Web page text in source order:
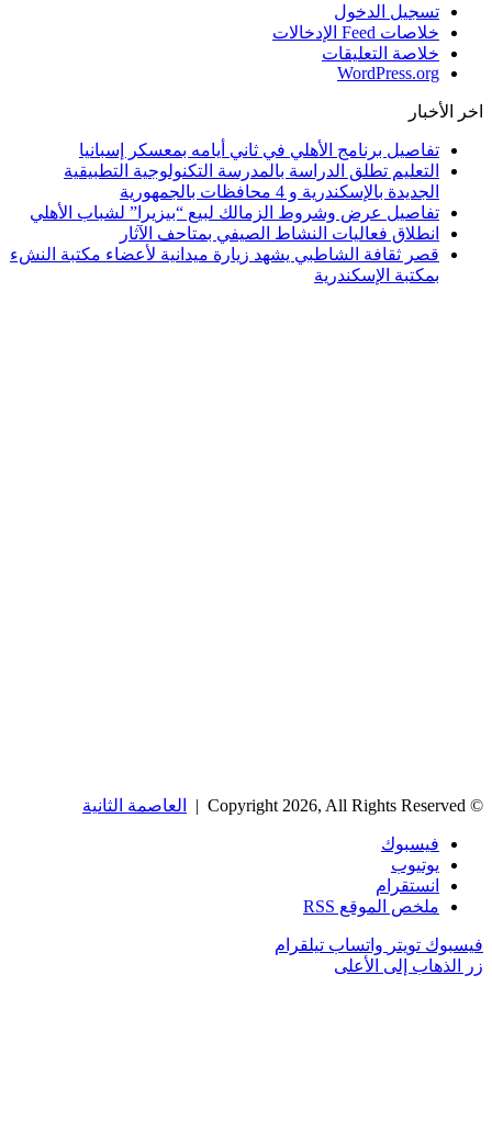
تسجيل الدخول
خلاصات Feed الإدخالات
خلاصة التعليقات
WordPress.org
اخر الأخبار
تفاصيل برنامج الأهلي في ثاني أيامه بمعسكر إسبانيا
التعليم تطلق الدراسة بالمدرسة التكنولوجية التطبيقية
الجديدة بالإسكندرية و 4 محافظات بالجمهورية
تفاصيل عرض وشروط الزمالك لبيع “بيزيرا” لشباب الأهلي
انطلاق فعاليات النشاط الصيفي بمتاحف الآثار
قصر ثقافة الشاطبي يشهد زيارة ميدانية لأعضاء مكتبة النشء
بمكتبة الإسكندرية
© Copyright 2026, All Rights Reserved | العاصمة الثانية
فيسبوك
يوتيوب
انستقرام
ملخص الموقع RSS
فيسبوك تويتر واتساب تيلقرام
زر الذهاب إلى الأعلى